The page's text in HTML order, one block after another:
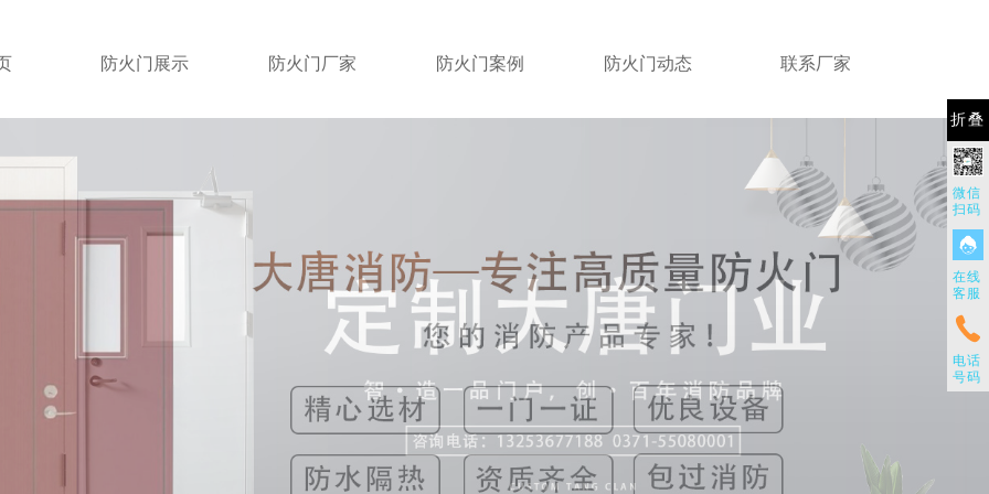
折叠
微信
扫码
在线
客服
电话
号码
防火门展示 防火门厂家 防火门案例 防火门动态 联系厂家